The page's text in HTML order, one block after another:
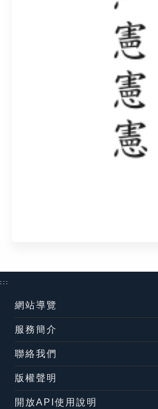
:::
網站導覽
服務簡介
聯絡我們
版權聲明
開放API使用說明